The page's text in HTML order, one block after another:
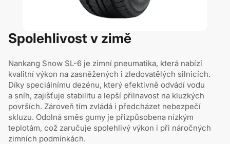
Spolehlivost v zimě
Nankang Snow SL-6 je zimní pneumatika, která nabízí
kvalitní výkon na zasněžených i zledovatělých silnicích.
Díky speciálnímu dezénu, který efektivně odvádí vodu
a sníh, zajišťuje stabilitu a lepší přilnavost na kluzkých
površích. Zároveň tím zvládá i předcházet nebezpečí
skluzu. Odolná směs gumy je přizpůsobena nízkým
teplotám, což zaručuje spolehlivý výkon i při náročných
zimních podmínkách.